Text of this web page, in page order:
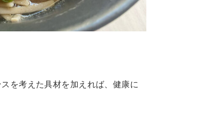
を考えた具材を加えれば、健康に